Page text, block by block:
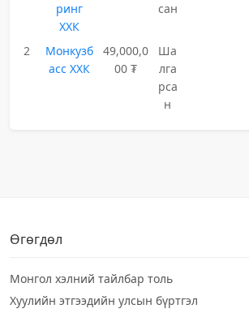
ринг
ХХК
сан
2
Монкузб
асс ХХК
49,000,0
00 ₮
Ша
лга
рса
н
Өгөгдөл
Монгол хэлний тайлбар толь
Хуулийн этгээдийн улсын бүртгэл